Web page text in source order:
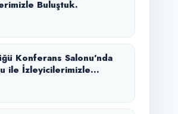
Buluştuk.
Konferans Salonu’nda
ile İzleyicilerimizle